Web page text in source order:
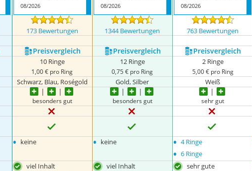
08/2026
08/2026
08/2026
173 Bewertungen 1344 Bewertungen 763 Bewertungen
Preis­vergleich Preis­vergleich Preis­vergleich
10 Ringe
1,00 € pro Ring
12 Ringe
0,75 € pro Ring
2 Ringe
5,00 € pro Ring
Schwarz, Blau, Roségold Gold, Silber Weiß
besonders gut besonders gut sehr gut
• keine • keine • 4 Ringe
• 6 Ringe
viel Inhalt
viel Inhalt
sehr gute